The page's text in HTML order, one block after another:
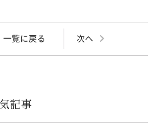
一覧に戻る 次へ
記事